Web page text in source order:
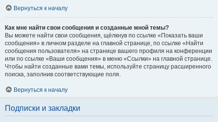
Вернуться к началу
Как мне найти свои сообщения и созданные мной темы?
Вы можете найти свои сообщения, щёлкнув по ссылке «Показать ваши
сообщения» в личном разделе на главной странице, по ссылке «Найти
сообщения пользователя» на странице вашего профиля на конференции
или по ссылке «Ваши сообщения» в меню «Ссылки» на главной странице.
Чтобы найти созданные вами темы, используйте страницу расширенного
поиска, заполнив соответствующие поля.
Вернуться к началу
Подписки и закладки